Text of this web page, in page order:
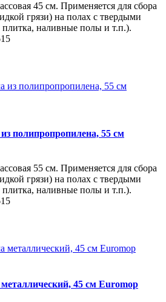
45 см. Применяется для сбора
грязи) на полах с твердыми
наливные полы и т.п.).
полипропропилена, 55 см
55 см. Применяется для сбора
грязи) на полах с твердыми
наливные полы и т.п.).
45 см Euromop